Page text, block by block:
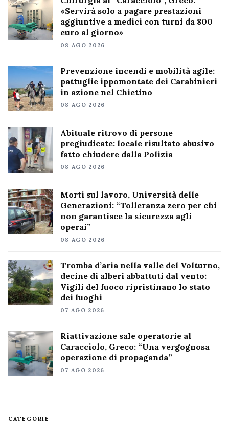
«Servirà solo a pagare prestazioni
aggiuntive a medici con turni da 800
euro al giorno»
08 AGO 2026
Prevenzione incendi e mobilità agile:
pattuglie ippomontate dei Carabinieri
in azione nel Chietino
08 AGO 2026
Abituale ritrovo di persone
pregiudicate: locale risultato abusivo
fatto chiudere dalla Polizia
08 AGO 2026
Morti sul lavoro, Università delle
Generazioni: “Tolleranza zero per chi
non garantisce la sicurezza agli
operai”
08 AGO 2026
Tromba d’aria nella valle del Volturno,
decine di alberi abbattuti dal vento:
Vigili del fuoco ripristinano lo stato
dei luoghi
07 AGO 2026
Riattivazione sale operatorie al
Caracciolo, Greco: “Una vergognosa
operazione di propaganda”
07 AGO 2026
CATEGORIE